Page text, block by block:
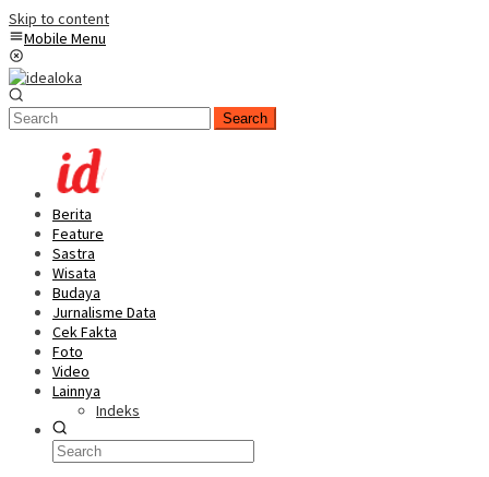
Skip to content
Mobile Menu
Search
Berita
Feature
Sastra
Wisata
Budaya
Jurnalisme Data
Cek Fakta
Foto
Video
Lainnya
Indeks